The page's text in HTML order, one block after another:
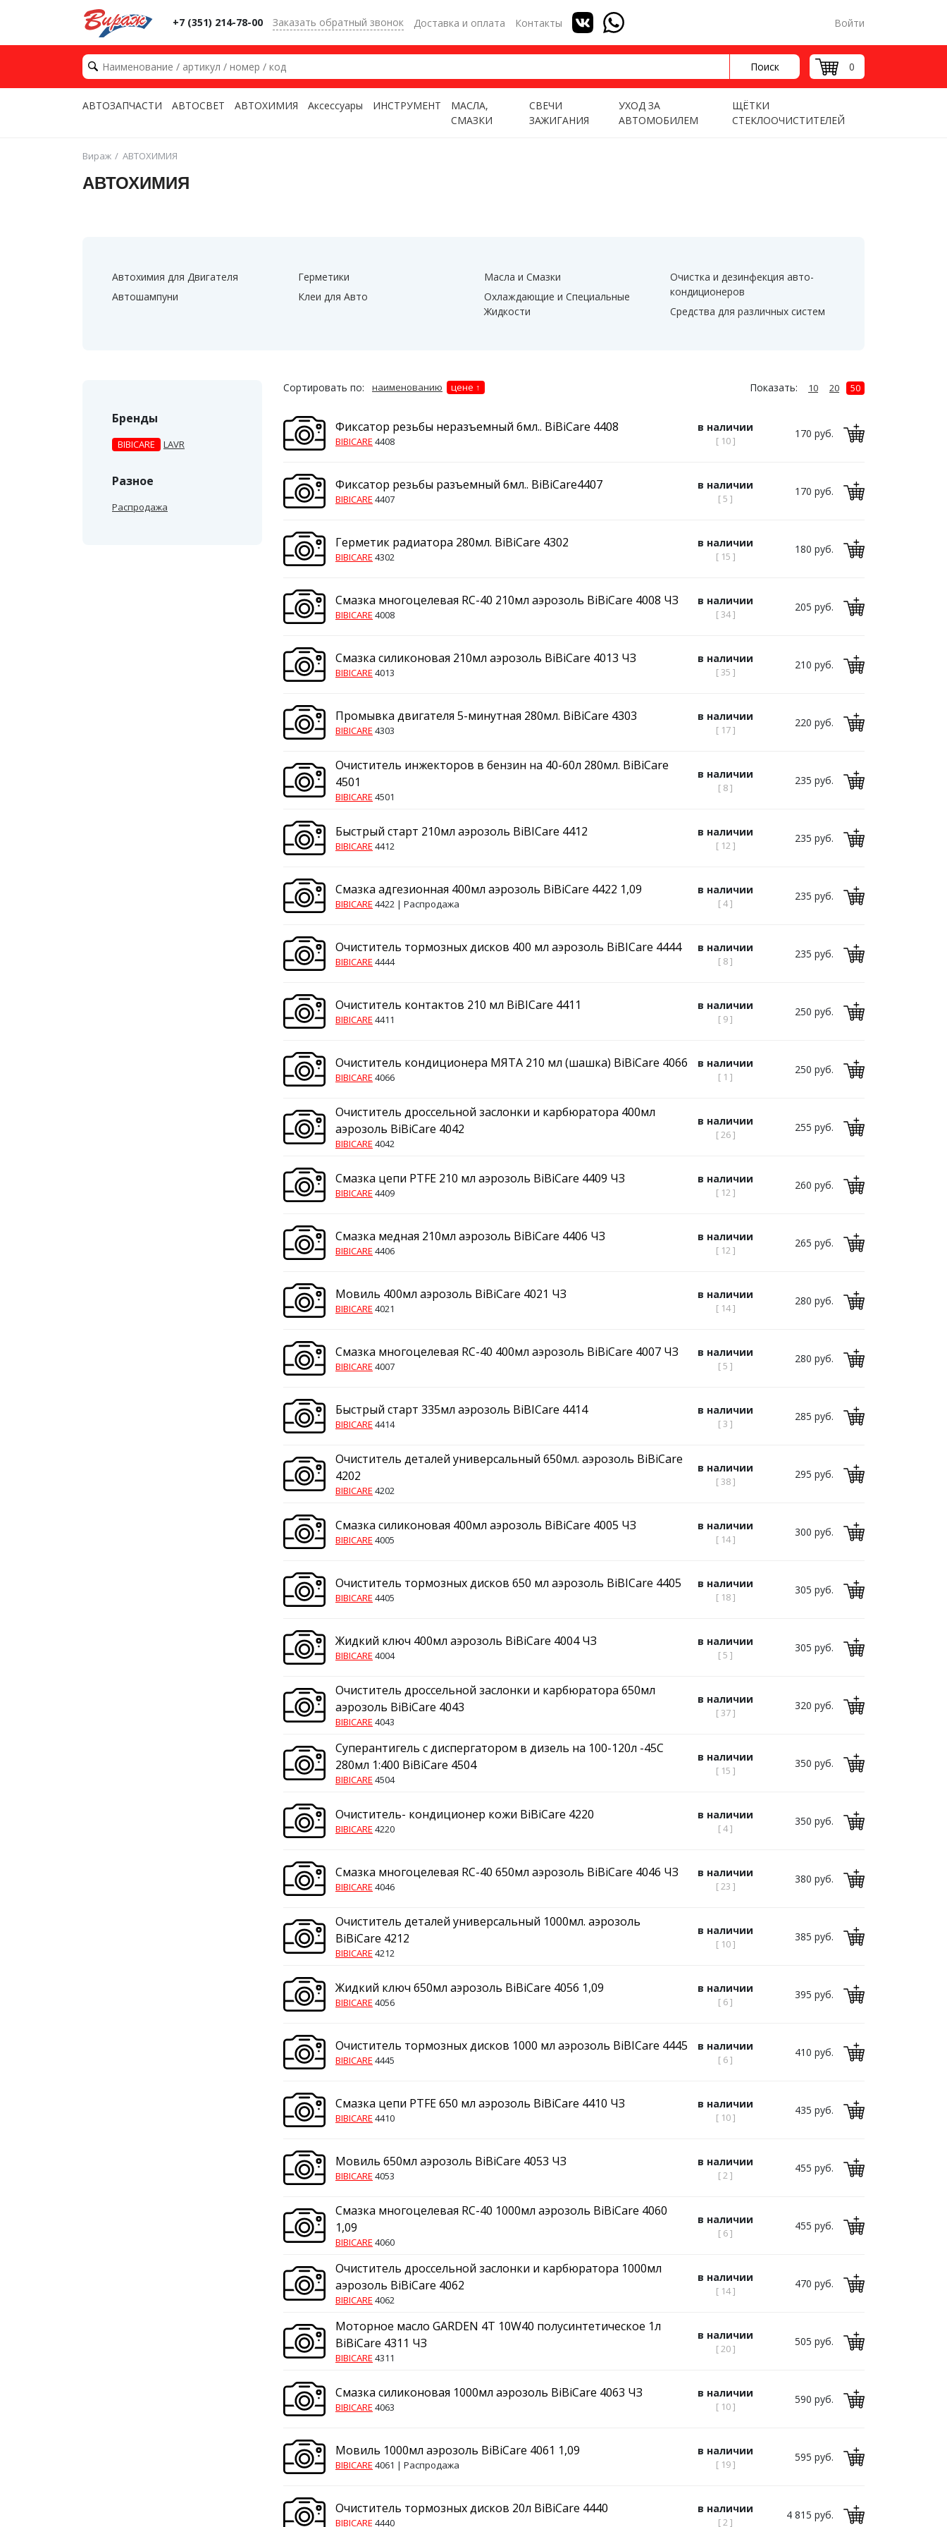
+7 (351) 214-78-00 Заказать обратный звонок Доставка и оплата Контакты Войти
Поиск 0
АВТОЗАПЧАСТИ АВТОСВЕТ АВТОХИМИЯ Аксессуары ИНСТРУМЕНТ
МАСЛА,
СМАЗКИ
СВЕЧИ
ЗАЖИГАНИЯ
УХОД ЗА
АВТОМОБИЛЕМ
ЩЁТКИ
СТЕКЛООЧИСТИТЕЛЕЙ
Вираж АВТОХИМИЯ
АВТОХИМИЯ
Автохимия для Двигателя
Автошампуни
Герметики
Клеи для Авто
Масла и Смазки
Охлаждающие и Специальные
Жидкости
Очистка и дезинфекция авто-
кондиционеров
Средства для различных систем
Бренды
BIBICARE LAVR
Разное
Распродажа
Сортировать по: наименованию цене Показать: 10 20 50
Фиксатор резьбы неразъемный 6мл.. BiBiCare 4408
BIBICARE 4408
в наличии
[ 10 ]
170 руб.
Фиксатор резьбы разъемный 6мл.. BiBiCare4407
BIBICARE 4407
в наличии
[ 5 ]
170 руб.
Герметик радиатора 280мл. BiBiCare 4302
BIBICARE 4302
в наличии
[ 15 ]
180 руб.
Смазка многоцелевая RC-40 210мл аэрозоль BiBiCare 4008 ЧЗ
BIBICARE 4008
в наличии
[ 34 ]
205 руб.
Смазка силиконовая 210мл аэрозоль BiBiCare 4013 ЧЗ
BIBICARE 4013
в наличии
[ 35 ]
210 руб.
Промывка двигателя 5-минутная 280мл. BiBiCare 4303
BIBICARE 4303
в наличии
[ 17 ]
220 руб.
Очиститель инжекторов в бензин на 40-60л 280мл. BiBiCare
4501
BIBICARE 4501
в наличии
[ 8 ]
235 руб.
Быстрый старт 210мл аэрозоль BiBICare 4412
BIBICARE 4412
в наличии
[ 12 ]
235 руб.
Смазка адгезионная 400мл аэрозоль BiBiCare 4422 1,09
BIBICARE 4422 | Распродажа
в наличии
[ 4 ]
235 руб.
Очиститель тормозных дисков 400 мл аэрозоль BiBICare 4444
BIBICARE 4444
в наличии
[ 8 ]
235 руб.
Очиститель контактов 210 мл BiBICare 4411
BIBICARE 4411
в наличии
[ 9 ]
250 руб.
Очиститель кондиционера МЯТА 210 мл (шашка) BiBiCare 4066
BIBICARE 4066
в наличии
[ 1 ]
250 руб.
Очиститель дроссельной заслонки и карбюратора 400мл
аэрозоль BiBiCare 4042
BIBICARE 4042
в наличии
[ 26 ]
255 руб.
Смазка цепи PTFE 210 мл аэрозоль BiBiCare 4409 ЧЗ
BIBICARE 4409
в наличии
[ 12 ]
260 руб.
Смазка медная 210мл аэрозоль BiBiCare 4406 ЧЗ
BIBICARE 4406
в наличии
[ 12 ]
265 руб.
Мовиль 400мл аэрозоль BiBiCare 4021 ЧЗ
BIBICARE 4021
в наличии
[ 14 ]
280 руб.
Смазка многоцелевая RC-40 400мл аэрозоль BiBiCare 4007 ЧЗ
BIBICARE 4007
в наличии
[ 5 ]
280 руб.
Быстрый старт 335мл аэрозоль BiBICare 4414
BIBICARE 4414
в наличии
[ 3 ]
285 руб.
Очиститель деталей универсальный 650мл. аэрозоль BiBiCare
4202
BIBICARE 4202
в наличии
[ 38 ]
295 руб.
Смазка силиконовая 400мл аэрозоль BiBiCare 4005 ЧЗ
BIBICARE 4005
в наличии
[ 14 ]
300 руб.
Очиститель тормозных дисков 650 мл аэрозоль BiBICare 4405
BIBICARE 4405
в наличии
[ 18 ]
305 руб.
Жидкий ключ 400мл аэрозоль BiBiCare 4004 ЧЗ
BIBICARE 4004
в наличии
[ 5 ]
305 руб.
Очиститель дроссельной заслонки и карбюратора 650мл
аэрозоль BiBiCare 4043
BIBICARE 4043
в наличии
[ 37 ]
320 руб.
Суперантигель с диспергатором в дизель на 100-120л -45C
280мл 1:400 BiBiCare 4504
BIBICARE 4504
в наличии
[ 15 ]
350 руб.
Очиститель- кондиционер кожи BiBiCare 4220
BIBICARE 4220
в наличии
[ 4 ]
350 руб.
Смазка многоцелевая RC-40 650мл аэрозоль BiBiCare 4046 ЧЗ
BIBICARE 4046
в наличии
[ 23 ]
380 руб.
Очиститель деталей универсальный 1000мл. аэрозоль
BiBiCare 4212
BIBICARE 4212
в наличии
[ 10 ]
385 руб.
Жидкий ключ 650мл аэрозоль BiBiCare 4056 1,09
BIBICARE 4056
в наличии
[ 6 ]
395 руб.
Очиститель тормозных дисков 1000 мл аэрозоль BiBICare 4445
BIBICARE 4445
в наличии
[ 6 ]
410 руб.
Смазка цепи PTFE 650 мл аэрозоль BiBiCare 4410 ЧЗ
BIBICARE 4410
в наличии
[ 10 ]
435 руб.
Мовиль 650мл аэрозоль BiBiCare 4053 ЧЗ
BIBICARE 4053
в наличии
[ 2 ]
455 руб.
Смазка многоцелевая RC-40 1000мл аэрозоль BiBiCare 4060
1,09
BIBICARE 4060
в наличии
[ 6 ]
455 руб.
Очиститель дроссельной заслонки и карбюратора 1000мл
аэрозоль BiBiCare 4062
BIBICARE 4062
в наличии
[ 14 ]
470 руб.
Моторное масло GARDEN 4T 10W40 полусинтетическое 1л
BiBiCare 4311 ЧЗ
BIBICARE 4311
в наличии
[ 20 ]
505 руб.
Смазка силиконовая 1000мл аэрозоль BiBiCare 4063 ЧЗ
BIBICARE 4063
в наличии
[ 10 ]
590 руб.
Мовиль 1000мл аэрозоль BiBiCare 4061 1,09
BIBICARE 4061 | Распродажа
в наличии
[ 19 ]
595 руб.
Очиститель тормозных дисков 20л BiBiCare 4440
BIBICARE 4440
в наличии
[ 2 ]
4 815 руб.